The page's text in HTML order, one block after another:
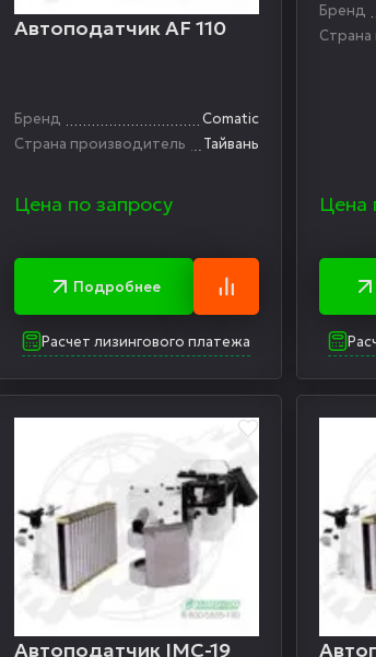
Автоподатчик AF 110
Бренд
Comatic
Страна производитель
Тайвань
Цена по запросу
Подробнее
Расчет лизингового платежа
Бренд
Цена
Автоподатчик IMC-19